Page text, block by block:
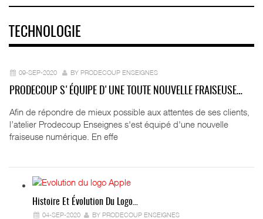
TECHNOLOGIE
09-SEP-2020 BY PRODECOUP ENSEIGNES
PRODECOUP S'ÉQUIPE D'UNE TOUTE NOUVELLE FRAISEUSE…
Afin de répondre de mieux possible aux attentes de ses clients,
l’atelier Prodecoup Enseignes s'est équipé d'une nouvelle
fraiseuse numérique. En effe
Histoire Et Évolution Du Logo…
04-SEP-2020 BY PRODECOUP ENSEIGNES